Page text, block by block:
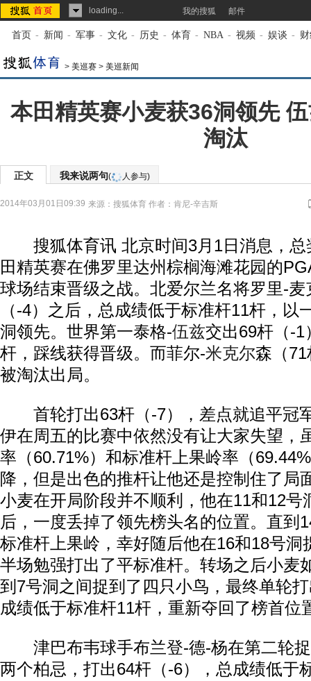
loading... 我的搜狐 邮件
首页 - 新闻 - 军事 - 文化 - 历史 - 体育 - NBA - 视频 - 娱谈 -
> 美巡赛 > 美巡新闻
本田精英赛小麦获36洞领先
淘汰
正文 我来说两句( 人参与)
2014年03月01日09:39 来源： 搜狐体育 作者：肯尼-辛吉斯
搜狐体育讯 北京时间3月1日消息，总
田精英赛在佛罗里达州棕榈海滩花园的
球场结束晋级之战。北爱尔兰名将罗里-
（-4）之后，总成绩低于标准杆11杆，以
洞领先。世界第一泰格-伍兹交出69杆（-1
杆，踩线获得晋级。而菲尔-米克尔森（
被淘汰出局。
首轮打出63杆（-7），差点就追平冠
伊在周五的比赛中依然没有让大家失望，
率（60.71%）和标准杆上果岭率（
降，但是出色的推杆让他还是控制住了局
小麦在开局阶段并不顺利，他在11和12号
后，一度丢掉了领先榜头名的位置。直到
标准杆上果岭，幸好随后他在16和18号洞
半场勉强打出了平标准杆。转场之后小麦
到7号洞之间捉到了四只小鸟，最终单轮
成绩低于标准杆11杆，重新夺回了榜首位
津巴布韦球手布兰登-德-杨在第二轮捉
两个柏忌，打出64杆（-6），总成绩低于